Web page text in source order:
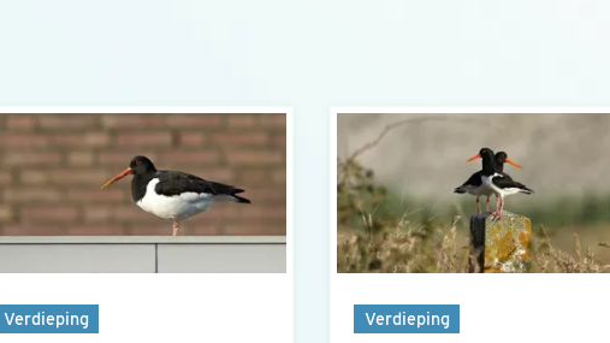
Verdieping Verdieping